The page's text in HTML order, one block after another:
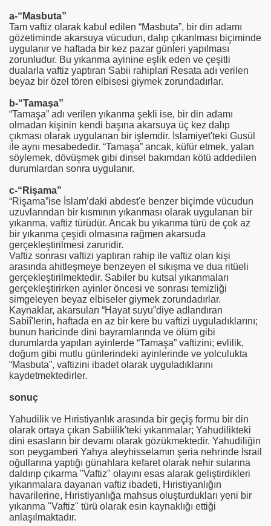
a-“Masbuta”
Tam vaftiz olarak kabul edilen “Masbuta”, bir din adamı
gözetiminde akarsuya vücudun, dalıp çıkarılması biçiminde
uygulanır ve haftada bir kez pazar günleri yapılması
zorunludur. Bu yıkanma ayinine eşlik eden ve çeşitli
dualarla vaftiz yaptıran Sabii rahiplari Resata adı verilen
beyaz bir özel tören elbisesi giymek zorundadırlar.
b-“Tamaşa”
“Tamaşa” adı verilen yıkanma şekli ise, bir din adamı
olmadan kişinin kendi başına akarsuya üç kez dalıp
çıkması olarak uygulanan bir işlemdir. İslamiyet'teki Gusül
ile aynı mesabededir. “Tamaşa” ancak, küfür etmek, yalan
söylemek, dövüşmek gibi dinsel bakımdan kötü addedilen
durumlardan sonra uygulanır.
c-“Rişama”
“Rişama”ise İslam’daki abdest'e benzer biçimde vücudun
uzuvlarından bir kısmının yıkanması olarak uygulanan bir
yıkanma, vaftiz türüdür. Ancak bu yıkanma türü de çok az
bir yıkanma çeşidi olmasına rağmen akarsuda
gerçekleştirilmesi zaruridir.
Vaftiz sonrası vaftizi yaptıran rahip ile vaftiz olan kişi
arasında ahitleşmeye benzeyen el sıkışma ve dua ritüeli
gerçekleştirilmektedir. Sabiler bu kutsal yıkanmaları
gerçekleştirirken ayinler öncesi ve sonrası temizliği
simgeleyen beyaz elbiseler giymek zorundadırlar.
Kaynaklar, akarsuları “Hayat suyu”diye adlandıran
Sabiî'lerin, haftada en az bir kere bu vaftizi uyguladıklarını;
bunun haricinde dini bayramlarında ve ölüm gibi
durumlarda yapılan ayinlerde “Tamaşa” vaftizini; evlilik,
doğum gibi mutlu günlerindeki ayinlerinde ve yolculukta
“Masbuta”, vaftizini ibadet olarak uyguladıklarını
kaydetmektedirler.
sonuç
Yahudilik ve Hıristiyanlık arasında bir geçiş formu bir din
olarak ortaya çıkan Sabiilik'teki yıkanmalar; Yahudilikteki
dini esasların bir devamı olarak gözükmektedir. Yahudiliğin
son peygamberi Yahya aleyhisselamın şeria nehrinde İsrail
oğullarına yaptığı günahlara kefaret olarak nehir sularına
daldırıp çıkarma "Vaftiz" olayını esas alarak geliştirdikleri
yıkanmalara dayanan vaftiz ibadeti, Hıristiyanlığın
havarilerine, Hıristiyanlığa mahsus oluşturdukları yeni bir
yıkanma "Vaftiz" türü olarak esin kaynaklığı ettiği
anlaşılmaktadır.
SORULAR
?
MAGOG VE YE’CÛC-ME’CÛC
uzanıyor mu?